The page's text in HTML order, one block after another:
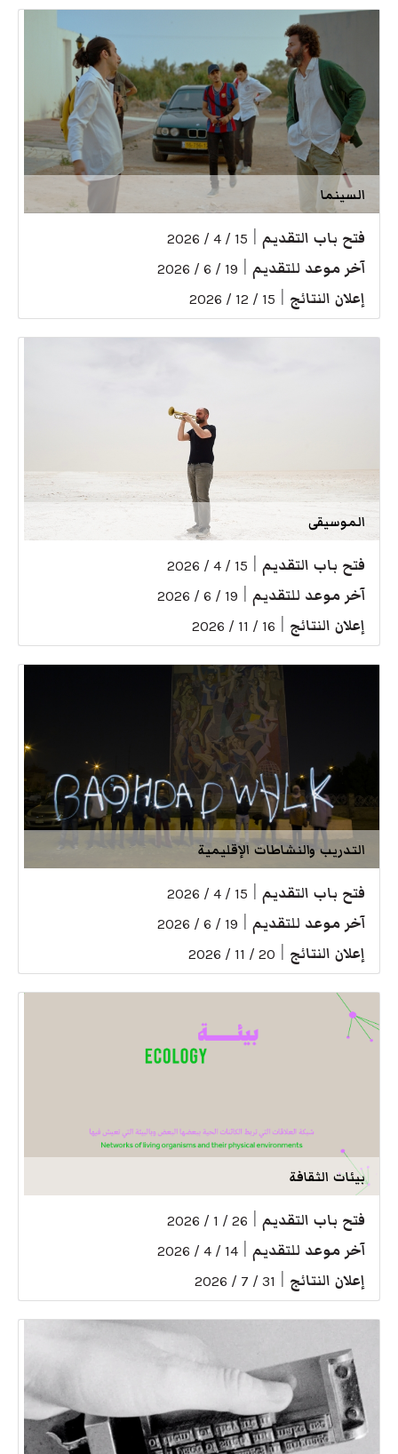
السينما
فتح باب التقديم 15 / 4 / 2026
آخر موعد للتقديم 19 / 6 / 2026
إعلان النتائج 15 / 12 / 2026
الموسيقى
فتح باب التقديم 15 / 4 / 2026
آخر موعد للتقديم 19 / 6 / 2026
إعلان النتائج 16 / 11 / 2026
التدريب والنشاطات الإقليمية
فتح باب التقديم 15 / 4 / 2026
آخر موعد للتقديم 19 / 6 / 2026
إعلان النتائج 20 / 11 / 2026
بيئات الثقافة
فتح باب التقديم 26 / 1 / 2026
آخر موعد للتقديم 14 / 4 / 2026
إعلان النتائج 31 / 7 / 2026